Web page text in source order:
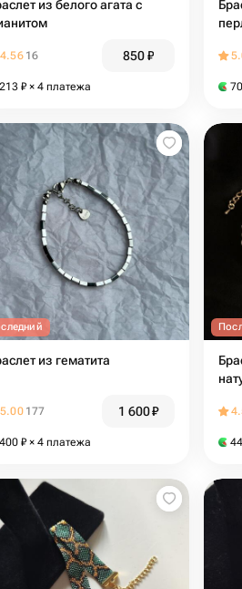
из белого агата с
4.56 16 850₽
213 ₽ × 4 платежа
из гематита
5.00 177 1 600₽
400 ₽ × 4 платежа